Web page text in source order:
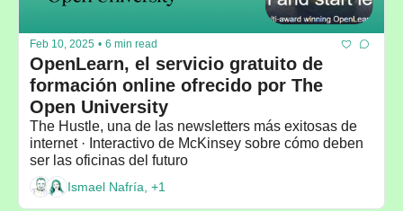
Feb 10, 2025 • 6 min read
OpenLearn, el servicio gratuito de
formación online ofrecido por The
Open University
The Hustle, una de las newsletters más exitosas de
internet · Interactivo de McKinsey sobre cómo deben
ser las oficinas del futuro
Ismael Nafría, +1